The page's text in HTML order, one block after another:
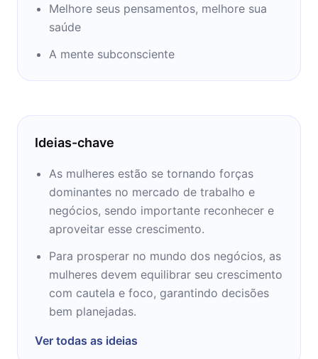
Melhore seus pensamentos, melhore sua
saúde
A mente subconsciente
Ideias-chave
As mulheres estão se tornando forças
dominantes no mercado de trabalho e
negócios, sendo importante reconhecer e
aproveitar esse crescimento.
Para prosperar no mundo dos negócios, as
mulheres devem equilibrar seu crescimento
com cautela e foco, garantindo decisões
bem planejadas.
Ver todas as ideias